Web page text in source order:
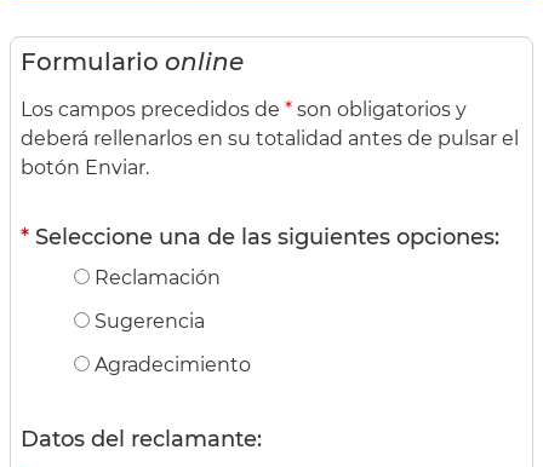
Formulario online
Los campos precedidos de * son obligatorios y
deberá rellenarlos en su totalidad antes de pulsar el
botón Enviar.
* Seleccione una de las siguientes opciones:
Reclamación
Sugerencia
Agradecimiento
Datos del reclamante: